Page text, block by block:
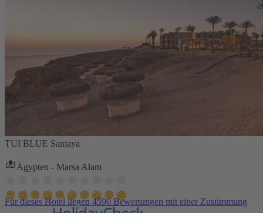
TUI BLUE Samaya
Ägypten - Marsa Alam
Für dieses Hotel liegen 4590 Bewertungen mit einer Zustimmung